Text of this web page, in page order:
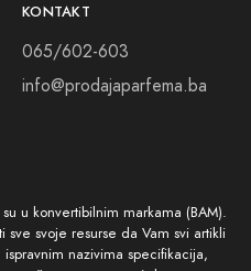
KONTAKT
065/602-603
info@prodajaparfema.ba
u konvertibilnim markama (BAM).
sve svoje resurse da Vam svi artikli
nazivima specifikacija,